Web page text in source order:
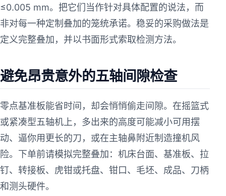
≤0.005 mm。把它们当作针对具体配置的说法，而
非对每一种定制叠加的笼统承诺。稳妥的采购做法是
定义完整叠加，并以书面形式索取检测方法。
避免昂贵意外的五轴间隙检查
零点基准板能省时间，却会悄悄偷走间隙。在摇篮式
或紧凑型五轴机上，多出来的高度可能减小可用摆
动、逼你用更长的刀，或在主轴鼻附近制造撞机风
险。下单前请模拟完整叠加：机床台面、基准板、拉
钉、转接板、虎钳或托盘、钳口、毛坯、成品、刀柄
和测头硬件。